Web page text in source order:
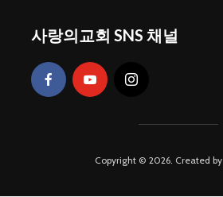
사랑의교회 SNS 채널
Copyright © 2026. Created by